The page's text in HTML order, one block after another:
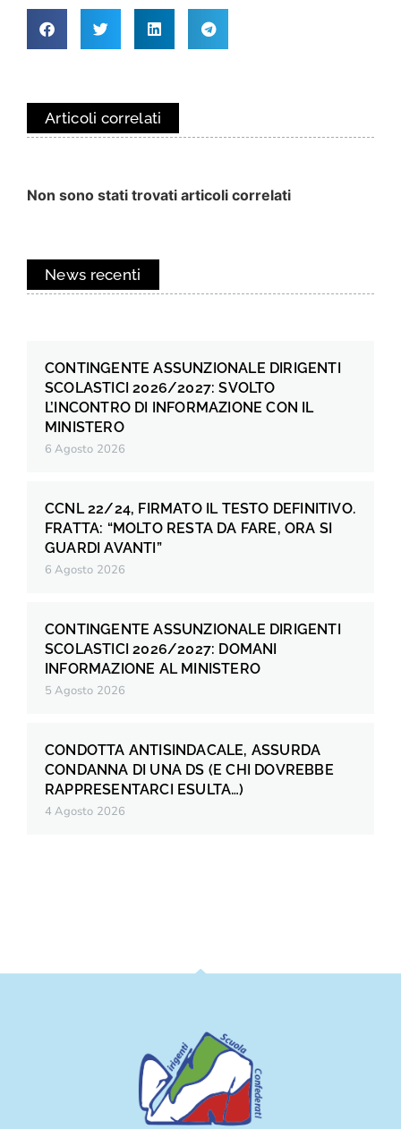
Articoli correlati
Non sono stati trovati articoli correlati
News recenti
CONTINGENTE ASSUNZIONALE DIRIGENTI
SCOLASTICI 2026/2027: SVOLTO
L’INCONTRO DI INFORMAZIONE CON IL
MINISTERO
6 Agosto 2026
CCNL 22/24, FIRMATO IL TESTO DEFINITIVO.
FRATTA: “MOLTO RESTA DA FARE, ORA SI
GUARDI AVANTI”
6 Agosto 2026
CONTINGENTE ASSUNZIONALE DIRIGENTI
SCOLASTICI 2026/2027: DOMANI
INFORMAZIONE AL MINISTERO
5 Agosto 2026
CONDOTTA ANTISINDACALE, ASSURDA
CONDANNA DI UNA DS (E CHI DOVREBBE
RAPPRESENTARCI ESULTA…)
4 Agosto 2026